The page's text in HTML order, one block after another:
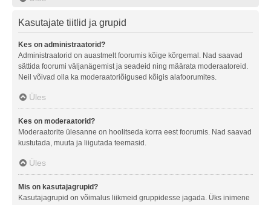
Kasutajate tiitlid ja grupid
Kes on administraatorid?
Administraatorid on auastmelt foorumis kõige kõrgemal. Nad saavad
sättida foorumi väljanägemist ja seadeid ning määrata moderaatoreid.
Neil võivad olla ka moderaatoriõigused kõigis alafoorumites.
Üles
Kes on moderaatorid?
Moderaatorite ülesanne on hoolitseda korra eest foorumis. Nad saavad
kustutada, muuta ja liigutada teemasid.
Üles
Mis on kasutajagrupid?
Kasutajagrupid on võimalus liikmeid gruppidesse jagada. Üks inimene